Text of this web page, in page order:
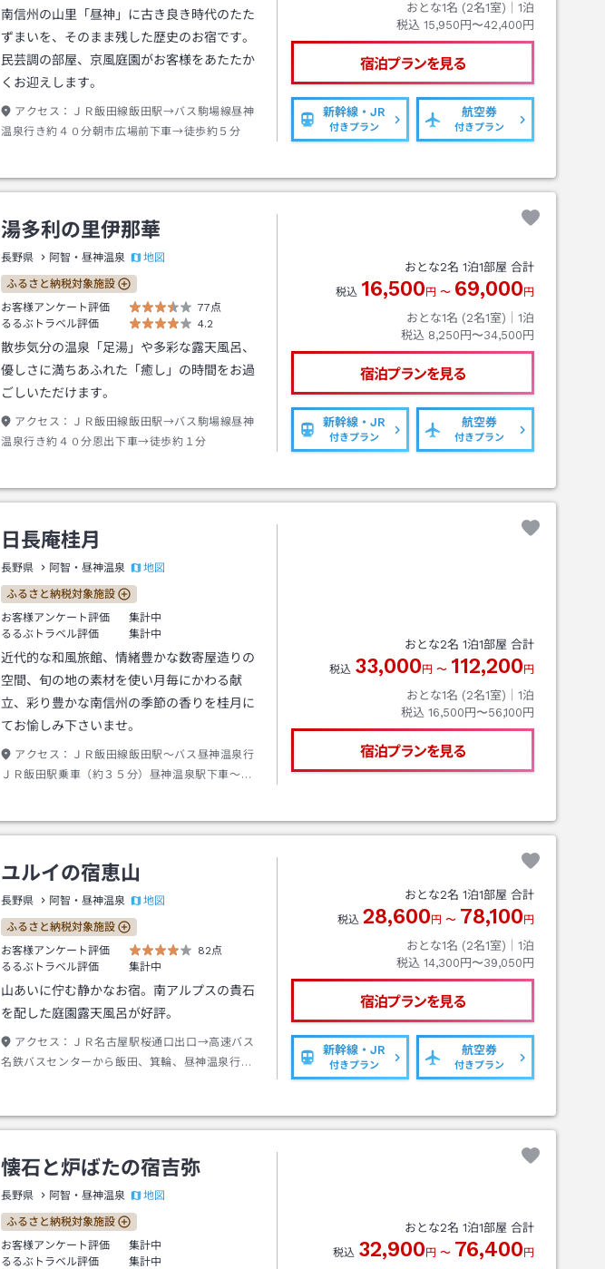
南信州の山里「昼神」に古き良き時代のたた
ずまいを、そのまま残した歴史のお宿です。
民芸調の部屋、京風庭園がお客様をあたたか
くお迎えします。
アクセス：
ＪＲ飯田線飯田駅→バス駒場線昼神
温泉行き約４０分朝市広場前下車→徒歩約５分
おとな1名 (2名1室)｜ 1泊
税込 15,950円〜42,400円
宿泊プランを見る
新幹線・JR
付きプラン
航空券
付きプラン
湯多利の里伊那華
長野県 阿智・昼神温泉 地図
ふるさと納税対象施設
お客様アンケート評価
77点
るるぶトラベル評価
4.2
散歩気分の温泉「足湯」や多彩な露天風呂、
優しさに満ちあふれた「癒し」の時間をお過
ごしいただけます。
アクセス：
ＪＲ飯田線飯田駅→バス駒場線昼神
温泉行き約４０分恩出下車→徒歩約１分
おとな2名 1泊1部屋 合計
税込 16,500 円 〜 69,000 円
おとな1名 (2名1室)｜ 1泊
税込 8,250円〜34,500円
宿泊プランを見る
新幹線・JR
付きプラン
航空券
付きプラン
日長庵桂月
長野県 阿智・昼神温泉 地図
ふるさと納税対象施設
お客様アンケート評価
集計中
るるぶトラベル評価
集計中
近代的な和風旅館、情緒豊かな数寄屋造りの
空間、旬の地の素材を使い月毎にかわる献
立、彩り豊かな南信州の季節の香りを桂月に
てお愉しみ下さいませ。
アクセス：
ＪＲ飯田線飯田駅～バス昼神温泉行
ＪＲ飯田駅乗車（約３５分）昼神温泉駅下車～徒
おとな2名 1泊1部屋 合計
税込 33,000 円 〜 112,200 円
おとな1名 (2名1室)｜ 1泊
税込 16,500円〜56,100円
宿泊プランを見る
ユルイの宿恵山
長野県 阿智・昼神温泉 地図
ふるさと納税対象施設
お客様アンケート評価
82点
るるぶトラベル評価
集計中
山あいに佇む静かなお宿。南アルプスの貴石
を配した庭園露天風呂が好評。
アクセス：
ＪＲ名古屋駅桜通口出口→高速バス
名鉄バスセンターから飯田、箕輪、昼神温泉行き
おとな2名 1泊1部屋 合計
税込 28,600 円 〜 78,100 円
おとな1名 (2名1室)｜ 1泊
税込 14,300円〜39,050円
宿泊プランを見る
新幹線・JR
付きプラン
航空券
付きプラン
懐石と炉ばたの宿吉弥
長野県 阿智・昼神温泉 地図
ふるさと納税対象施設
お客様アンケート評価
集計中
るるぶトラベル評価
集計中
おとな2名 1泊1部屋 合計
税込 32,900 円 〜 76,400 円